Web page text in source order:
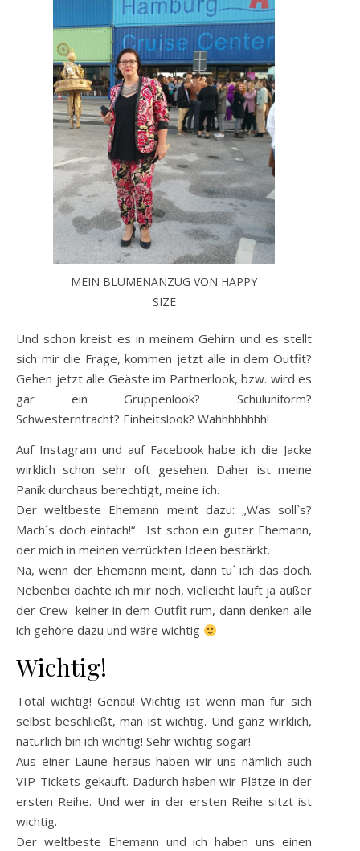
MEIN BLUMENANZUG VON HAPPY
SIZE
Und schon kreist es in meinem Gehirn und es stellt
sich mir die Frage, kommen jetzt alle in dem Outfit?
Gehen jetzt alle Geäste im Partnerlook, bzw. wird es
gar ein Gruppenlook? Schuluniform?
Schwesterntracht? Einheitslook? Wahhhhhhhh!
Auf Instagram und auf Facebook habe ich die Jacke
wirklich schon sehr oft gesehen. Daher ist meine
Panik durchaus berechtigt, meine ich.
Der weltbeste Ehemann meint dazu: „Was soll`s?
Mach´s doch einfach!“ . Ist schon ein guter Ehemann,
der mich in meinen verrückten Ideen bestärkt.
Na, wenn der Ehemann meint, dann tu´ ich das doch.
Nebenbei dachte ich mir noch, vielleicht läuft ja außer
der Crew keiner in dem Outfit rum, dann denken alle
ich gehöre dazu und wäre wichtig
Wichtig!
Total wichtig! Genau! Wichtig ist wenn man für sich
selbst beschließt, man ist wichtig. Und ganz wirklich,
natürlich bin ich wichtig! Sehr wichtig sogar!
Aus einer Laune heraus haben wir uns nämlich auch
VIP-Tickets gekauft. Dadurch haben wir Plätze in der
ersten Reihe. Und wer in der ersten Reihe sitzt ist
wichtig.
Der weltbeste Ehemann und ich haben uns einen